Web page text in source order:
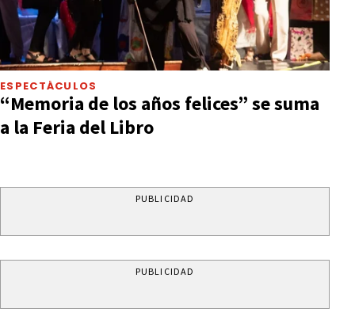
ESPECTÁCULOS
“Memoria de los años felices” se suma
a la Feria del Libro
PUBLICIDAD
PUBLICIDAD